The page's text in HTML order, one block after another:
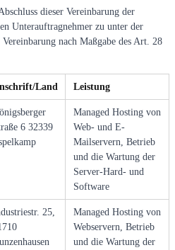
dieser Vereinbarung der
Unterauftragnehmer zu unter der
nach Maßgabe des Art. 28
Land Leistung
6 32339
Managed Hosting von
Web- und E-
Mailservern, Betrieb
und die Wartung der
Server-Hard- und
Software
25,
Managed Hosting von
Webservern, Betrieb
und die Wartung der